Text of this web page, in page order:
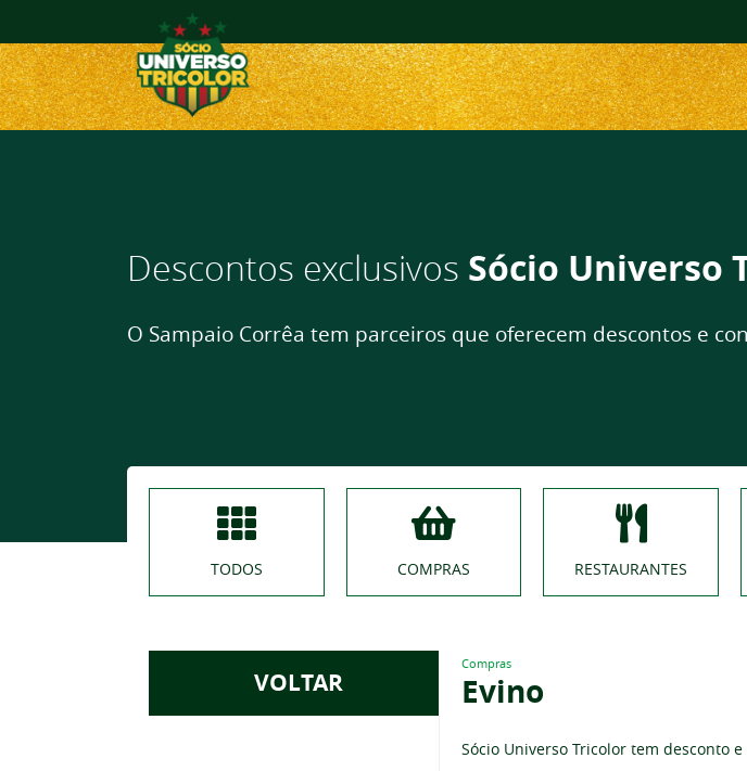
Descontos exclusivos Sócio Universo
O Sampaio Corrêa tem parceiros que oferecem descontos e
TODOS COMPRAS RESTAURANTES
VOLTAR
Compras
Evino
Sócio Universo Tricolor tem desconto